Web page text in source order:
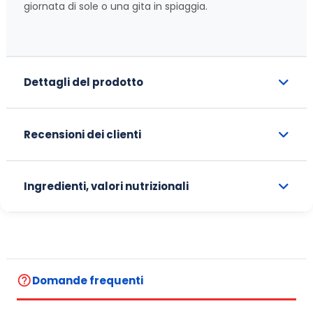
giornata di sole o una gita in spiaggia.
Dettagli del prodotto
Recensioni dei clienti
Ingredienti, valori nutrizionali
help_outlineDomande frequenti